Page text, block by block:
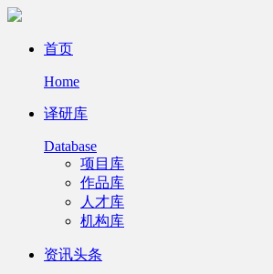
首页
Home
译研库
Database
项目库
作品库
人才库
机构库
资讯头条